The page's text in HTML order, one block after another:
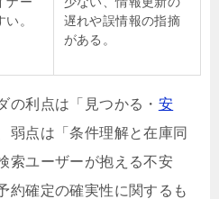
。
遅れや誤情報の指摘
がある。
の利点は「見つかる・ 安
弱点は「条件理解と在庫同
索ユーザーが抱える不安
約確定の確実性に関するも